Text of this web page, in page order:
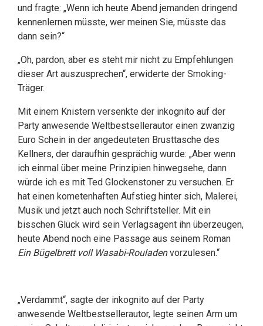
und fragte: „Wenn ich heute Abend jemanden dringend
kennenlernen müsste, wer meinen Sie, müsste das
dann sein?“
„Oh, pardon, aber es steht mir nicht zu Empfehlungen
dieser Art auszusprechen“, erwiderte der Smoking-
Träger.
Mit einem Knistern versenkte der inkognito auf der
Party anwesende Weltbestsellerautor einen zwanzig
Euro Schein in der angedeuteten Brusttasche des
Kellners, der daraufhin gesprächig wurde: „Aber wenn
ich einmal über meine Prinzipien hinwegsehe, dann
würde ich es mit Ted Glockenstoner zu versuchen. Er
hat einen kometenhaften Aufstieg hinter sich, Malerei,
Musik und jetzt auch noch Schriftsteller. Mit ein
bisschen Glück wird sein Verlagsagent ihn überzeugen,
heute Abend noch eine Passage aus seinem Roman
Ein Bügelbrett voll Wasabi-Rouladenvorzulesen.“
„Verdammt“, sagte der inkognito auf der Party
anwesende Weltbestsellerautor, legte seinen Arm um